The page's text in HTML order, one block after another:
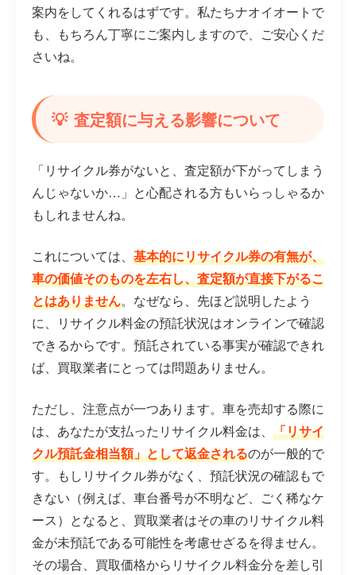
案内をしてくれるはずです。私たちナオイオートで
も、もちろん丁寧にご案内しますので、ご安心くだ
さいね。
査定額に与える影響について
「リサイクル券がないと、査定額が下がってしまう
んじゃないか…」と心配される方もいらっしゃるか
もしれませんね。
これについては、 基本的にリサイクル券の有無が、
車の価値そのものを左右し、査定額が直接下がるこ
とはありません。なぜなら、先ほど説明したよう
に、リサイクル料金の預託状況はオンラインで確認
できるからです。預託されている事実が確認できれ
ば、買取業者にとっては問題ありません。
ただし、注意点が一つあります。車を売却する際に
は、あなたが支払ったリサイクル料金は、 「リサイ
クル預託金相当額」として返金されるのが一般的で
す。もしリサイクル券がなく、預託状況の確認もで
きない（例えば、車台番号が不明など、ごく稀なケ
ース）となると、買取業者はその車のリサイクル料
金が未預託である可能性を考慮せざるを得ません。
その場合、買取価格からリサイクル料金分を差し引